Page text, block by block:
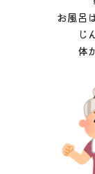
お風呂
じ
体